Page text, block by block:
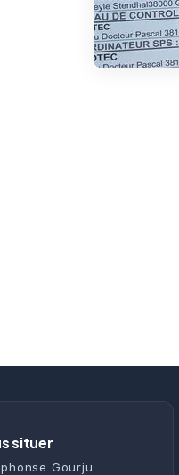
situer
Gourju